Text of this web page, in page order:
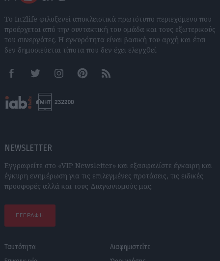
Το In2life φιλοξενεί αποκλειστικά πρωτότυπο περιεχόμενο που
προέρχεται από την συντακτική του ομάδα και τους εξωτερικούς
του συνεργάτες. Η εγκυρότητα είναι βασική του αρχή και έτσι
δεν δημοσιεύεται τίποτα που δεν έχει ελεγχθεί.
FacebookTwitter InstagramPinterestRSS feeds
NEWSLETTER
Εγγραφείτε στο «VIP Newsletter» και εξασφαλίστε έγκαιρη και
έγκυρη ενημέρωση για τις επιλεγμένες προτάσεις, τις ειδικές
προσφορές αλλά και τους Διαγωνισμούς μας.
ΕΓΓΡΑΦΗ
Ταυτότητα
Διαφημιστείτε